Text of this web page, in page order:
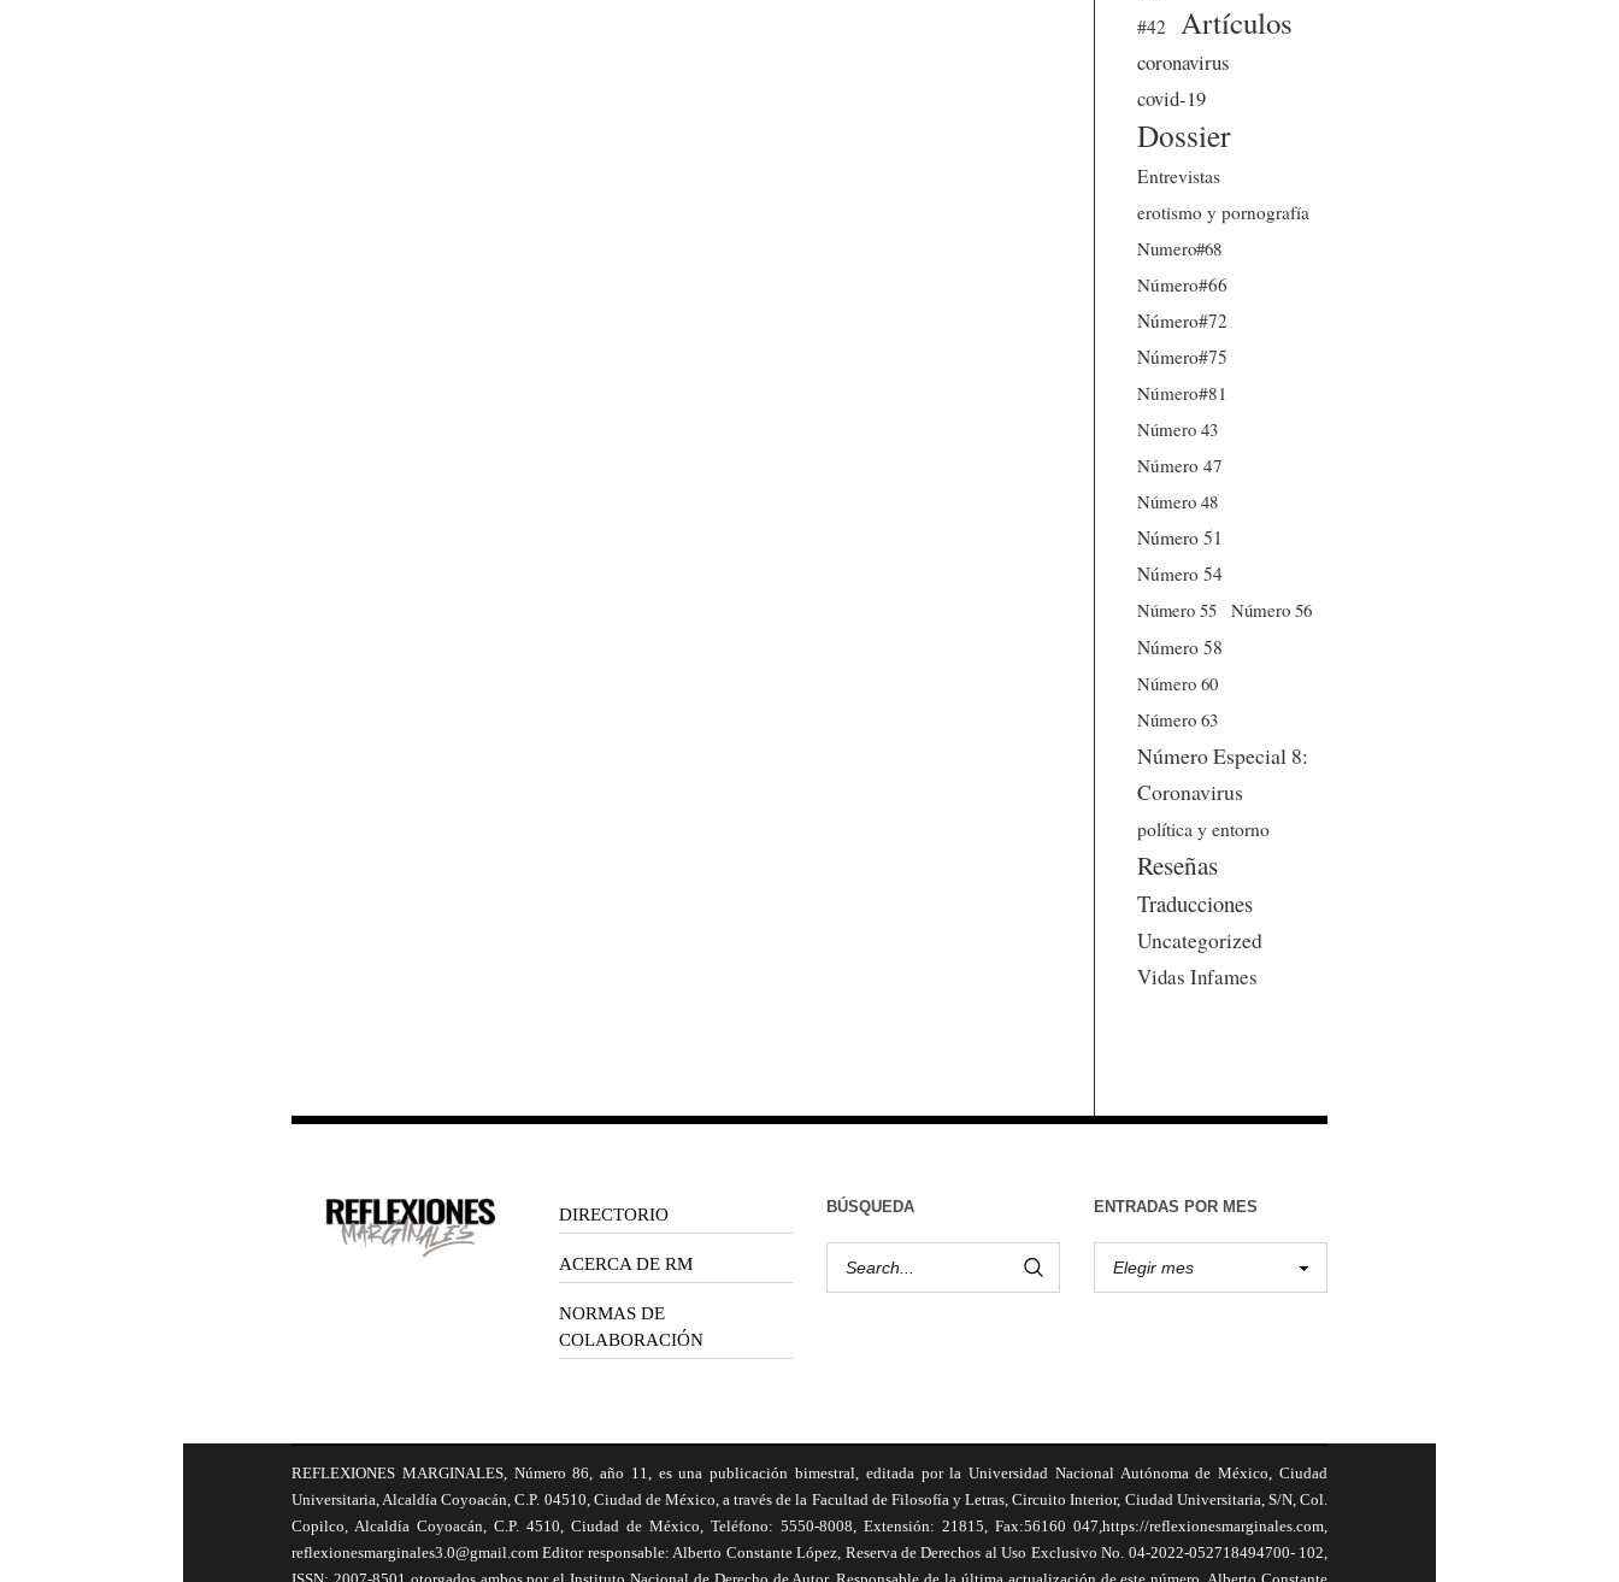
#42
Artículos
coronavirus
covid-19
Dossier
Entrevistas
erotismo y pornografía
Numero#68
Número#66
Número#72
Número#75
Número#81
Número 43
Número 47
Número 48
Número 51
Número 54
Número 55
Número 56
Número 58
Número 60
Número 63
Número Especial 8:
Coronavirus
política y entorno
Reseñas
Traducciones
Uncategorized
Vidas Infames
DIRECTORIO
ACERCA DE RM
NORMAS DE
COLABORACIÓN
BÚSQUEDA ENTRADAS POR MES
REFLEXIONES MARGINALES, Número 86, año 11, es una publicación bimestral, editada por la Universidad Nacional Autónoma de México, Ciudad
Universitaria, Alcaldía Coyoacán, C.P. 04510, Ciudad de México, a través de la Facultad de Filosofía y Letras, Circuito Interior, Ciudad Universitaria, S/N, Col.
Copilco, Alcaldía Coyoacán, C.P. 4510, Ciudad de México, Teléfono: 5550-8008, Extensión: 21815, Fax:56160 047,https://reflexionesmarginales.com,
reflexionesmarginales3.0@gmail.com Editor responsable: Alberto Constante López, Reserva de Derechos al Uso Exclusivo No. 04-2022-052718494700- 102,